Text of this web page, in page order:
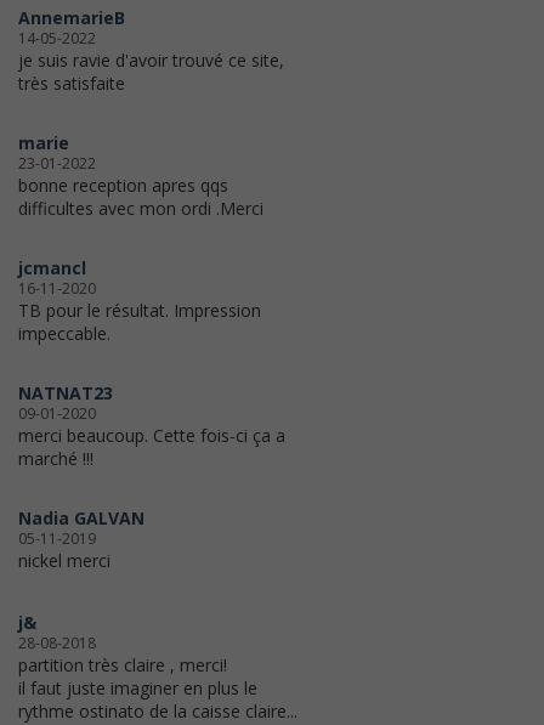
AnnemarieB
14-05-2022
je suis ravie d'avoir trouvé ce site,
très satisfaite
marie
23-01-2022
bonne reception apres qqs
difficultes avec mon ordi .Merci
jcmancl
16-11-2020
TB pour le résultat. Impression
impeccable.
NATNAT23
09-01-2020
merci beaucoup. Cette fois-ci ça a
marché !!!
Nadia GALVAN
05-11-2019
nickel merci
j&
28-08-2018
partition très claire , merci!
il faut juste imaginer en plus le
rythme ostinato de la caisse claire...